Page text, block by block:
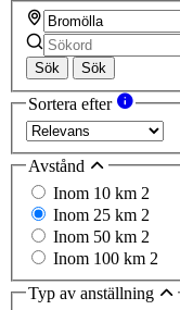
Sök Sök
Sortera efter
Avstånd
Inom 10 km 2
Inom 25 km 2
Inom 50 km 2
Inom 100 km 2
Typ av anställning